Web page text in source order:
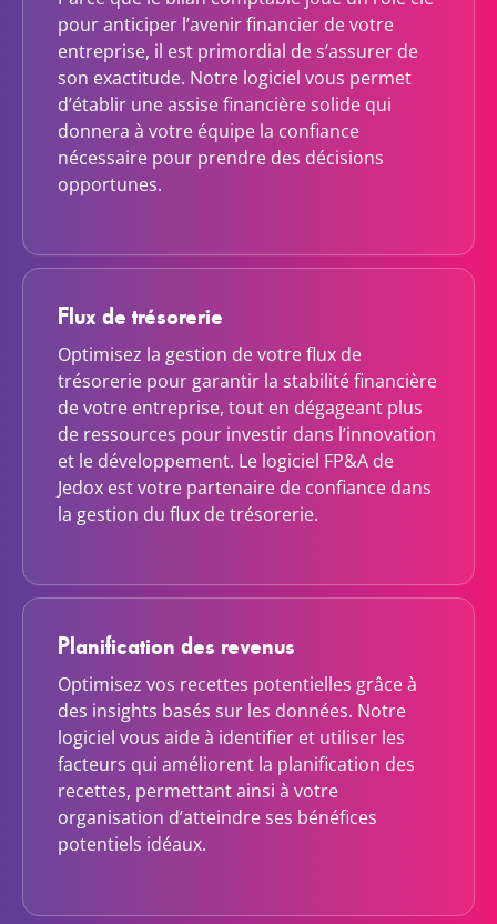
pour anticiper l’avenir financier de votre
entreprise, il est primordial de s’assurer de
son exactitude. Notre logiciel vous permet
d’établir une assise financière solide qui
donnera à votre équipe la confiance
nécessaire pour prendre des décisions
opportunes.
Flux de trésorerie
Optimisez la gestion de votre flux de
trésorerie pour garantir la stabilité financière
de votre entreprise, tout en dégageant plus
de ressources pour investir dans l’innovation
et le développement. Le logiciel FP&A de
Jedox est votre partenaire de confiance dans
la gestion du flux de trésorerie.
Planification des revenus
Optimisez vos recettes potentielles grâce à
des insights basés sur les données. Notre
logiciel vous aide à identifier et utiliser les
facteurs qui améliorent la planification des
recettes, permettant ainsi à votre
organisation d’atteindre ses bénéfices
potentiels idéaux.